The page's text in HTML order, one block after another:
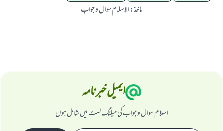
ماخذ:الاسلام سوال و جواب
ایمیل خبرنامہ
اسلام سوال و جواب کی میلنگ لسٹ میں شامل ہوں